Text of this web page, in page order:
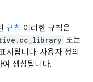
규칙 이러한 규칙은
또는
시됩니다. 사용자 정의
여 생성됩니다.